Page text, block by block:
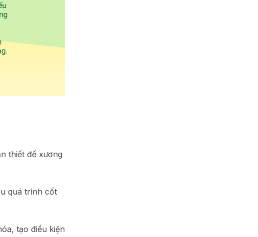
thiết để xương
quá trình cốt
tạo điều kiện